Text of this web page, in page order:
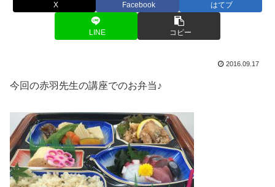
X Facebook はてブ
LINE コピー
2016.09.17
今回の赤羽先生の講座でのお弁当♪